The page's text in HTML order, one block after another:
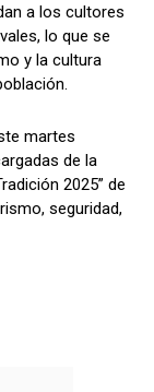
a los cultores
lo que se
y la cultura
martes
de la
2025” de
seguridad,